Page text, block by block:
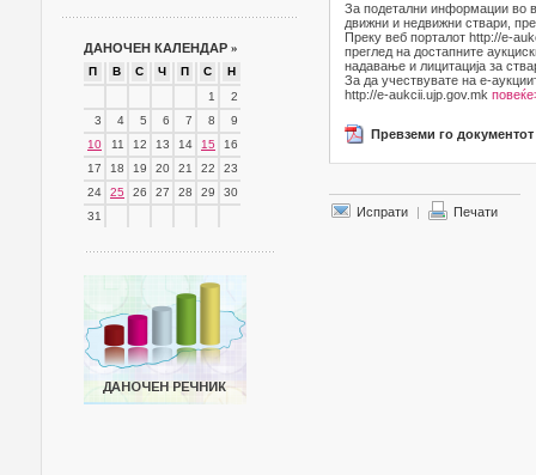
ДАНОЧЕН КАЛЕНДАР »
П В С Ч П С
Н
1
2
3
4 5 6 7 8
9
10
11 12 13 14 15
16
17
18 19 20 21 22
23
24
25 26 27 28 29
30
31
За подетални информации во
движни и недвижни ствари,
Преку веб порталот http://e-
преглед на достапните
надавање и лицитација за
За да учествувате на е-
http://e-aukcii.ujp.gov.mk
Превземи го документот
Испрати | Печати